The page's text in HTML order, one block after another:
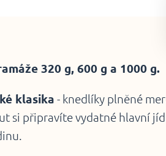
320 g, 600 g a 1000 g.
klasika - knedlíky plněné
si připravíte vydatné hlavní